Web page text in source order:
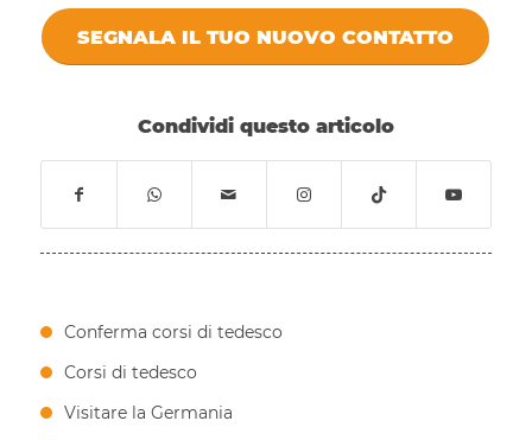
SEGNALA IL TUO NUOVO CONTATTO
Condividi questo articolo
Conferma corsi di tedesco
Corsi di tedesco
Visitare la Germania